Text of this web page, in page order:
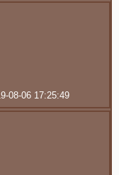
08-06 17:25:49